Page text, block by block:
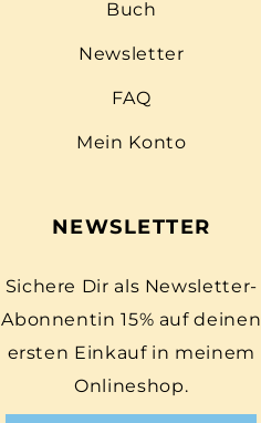
Buch
Newsletter
FAQ
Mein Konto
NEWSLETTER
Sichere Dir als Newsletter-
Abonnentin 15% auf deinen
ersten Einkauf in meinem
Onlineshop.